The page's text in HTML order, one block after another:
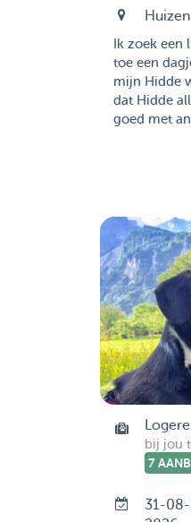
Huizen
Ik zoek een
toe een
mijn Hidde
dat Hidde
goed met
bij jou
7
31-